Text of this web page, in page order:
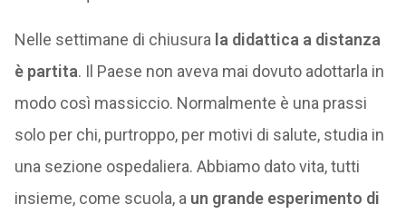
Nelle settimane di chiusura la didattica a distanza
è partita. Il Paese non aveva mai dovuto adottarla in
modo così massiccio. Normalmente è una prassi
solo per chi, purtroppo, per motivi di salute, studia in
una sezione ospedaliera. Abbiamo dato vita, tutti
insieme, come scuola, a un grande esperimento di